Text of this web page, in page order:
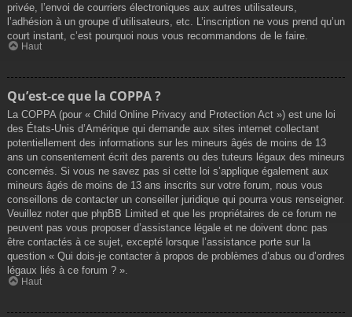
privée, l’envoi de courriers électroniques aux autres utilisateurs,
l’adhésion à un groupe d’utilisateurs, etc. L’inscription ne vous prend qu’un
court instant, c’est pourquoi nous vous recommandons de le faire.
Haut
Qu’est-ce que la COPPA ?
La COPPA (pour « Child Online Privacy and Protection Act ») est une loi
des États-Unis d’Amérique qui demande aux sites internet collectant
potentiellement des informations sur les mineurs âgés de moins de 13
ans un consentement écrit des parents ou des tuteurs légaux des mineurs
concernés. Si vous ne savez pas si cette loi s’applique également aux
mineurs âgés de moins de 13 ans inscrits sur votre forum, nous vous
conseillons de contacter un conseiller juridique qui pourra vous renseigner.
Veuillez noter que phpBB Limited et que les propriétaires de ce forum ne
peuvent pas vous proposer d’assistance légale et ne doivent donc pas
être contactés à ce sujet, excepté lorsque l’assistance porte sur la
question « Qui dois-je contacter à propos de problèmes d’abus ou d’ordres
légaux liés à ce forum ? ».
Haut